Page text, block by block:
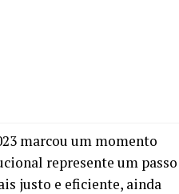
marcou um momento
represente um passo
justo e eficiente, ainda